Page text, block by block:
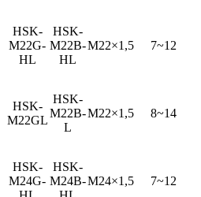
HSK-
M22G-
HL
HSK-
M22B-
HL
M22×1,5 7~12
HSK-
M22GL
HSK-
M22B-
L
M22×1,5 8~14
HSK-
M24G-
HSK-
M24B-M24×1,5 7~12